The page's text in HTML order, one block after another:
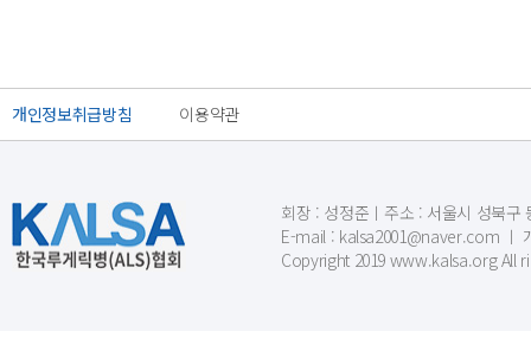
개인정보취급방침 이용약관
회장 : 성정준ㅣ주소 : 서울시 성북구
E-mail : kalsa2001@naver.com ㅣ
Copyright 2019 www.kalsa.org All